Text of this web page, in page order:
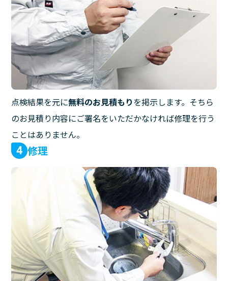
点検結果を元に無料のお見積もりを掲示します。そちら
のお見積り内容にご署名をいただかなければ修理を行う
ことはありません。
4 修理